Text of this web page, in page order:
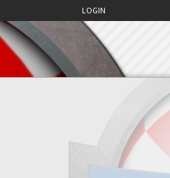
LOGIN